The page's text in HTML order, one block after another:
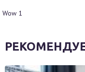
Wow 1